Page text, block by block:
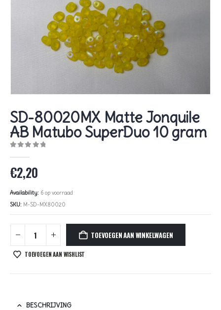
SD-80020MX Matte Jonquile
AB Matubo SuperDuo 10 gram
€2,20
Availability: 6 op voorraad
SKU: M-SD-MX80020
TOEVOEGEN AAN WINKELWAGEN
TOEVOEGEN AAN WISHLIST
BESCHRIJVING